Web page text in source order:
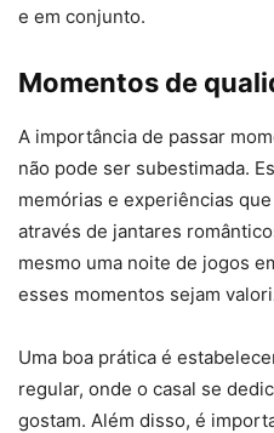
e em conjunto.
Momentos de
A importância de passar
não pode ser subestimada.
memórias e experiências
através de jantares
mesmo uma noite de jogos
esses momentos sejam
Uma boa prática é
regular, onde o casal se
gostam. Além disso, é